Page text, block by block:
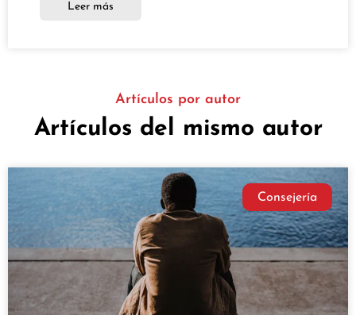
Leer más
Artículos por autor
Artículos del mismo autor
Consejería